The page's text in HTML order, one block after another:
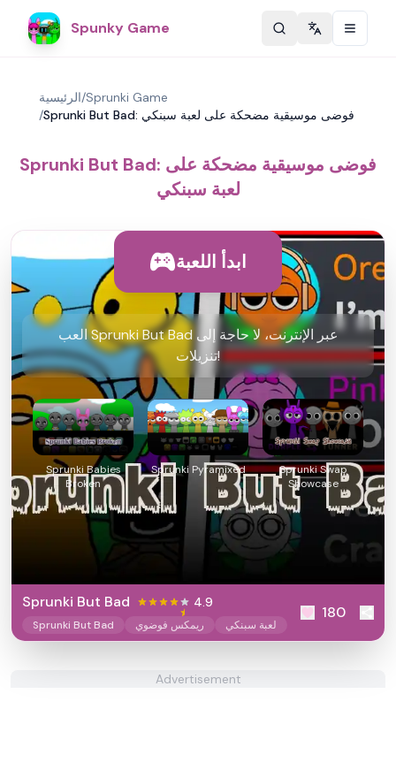
Spunky Game Change
الرئيسية/Sprunki Game
/
Sprunki But Bad: فوضى موسيقية مضحكة على لعبة سبنكي
Sprunki But Bad: فوضى موسيقية مضحكة على
لعبة سبنكي
ابدأ اللعبة
العب Sprunki But Bad عبر الإنترنت، لا حاجة إلى
تنزيلات!
Sprunki Babies
Broken
Sprunki Pyramixed
Sprunki Swap
Showcase
Sprunki But Bad 4.9
Sprunki But Bad ريمكس فوضوي لعبة سبنكي
180
Advertisement